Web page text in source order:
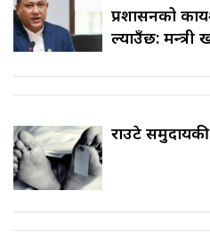
प्रशासनको
ल्याउँछ: मन्त्री
राउटे